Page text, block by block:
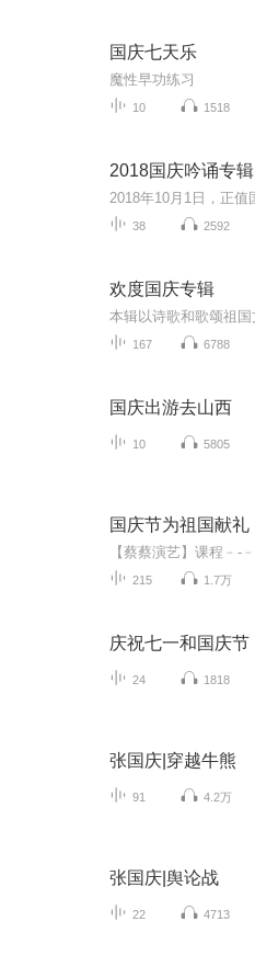
国庆七天乐
魔性早功练习
10 1518
2018国庆吟诵专辑
38 2592
欢度国庆专辑
167 6788
国庆出游去山西
10 5805
国庆节为祖国献礼
215 1.7万
庆祝七一和国庆节
24 1818
张国庆|穿越牛熊
91 4.2万
张国庆|舆论战
22 4713